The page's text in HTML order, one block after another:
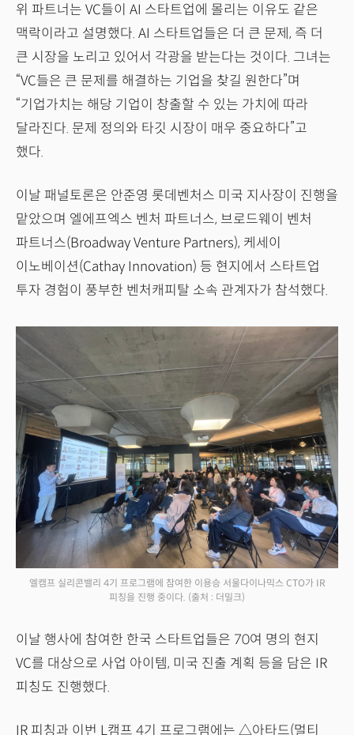
위 파트너는 VC들이 AI 스타트업에 몰리는 이유도 같은
맥락이라고 설명했다. AI 스타트업들은 더 큰 문제, 즉 더
큰 시장을 노리고 있어서 각광을 받는다는 것이다. 그녀는
“VC들은 큰 문제를 해결하는 기업을 찾길 원한다”며
“기업가치는 해당 기업이 창출할 수 있는 가치에 따라
달라진다. 문제 정의와 타깃 시장이 매우 중요하다”고
했다.
이날 패널토론은 안준영 롯데벤처스 미국 지사장이 진행을
맡았으며 엘에프엑스 벤처 파트너스, 브로드웨이 벤처
파트너스(Broadway Venture Partners), 케세이
이노베이션(Cathay Innovation) 등 현지에서 스타트업
투자 경험이 풍부한 벤처캐피탈 소속 관계자가 참석했다.
엘캠프 실리콘밸리 4기 프로그램에 참여한 이용승 서울다이나믹스 CTO가 IR
피칭을 진행 중이다. (출처 : 더밀크)
이날 행사에 참여한 한국 스타트업들은 70여 명의 현지
VC를 대상으로 사업 아이템, 미국 진출 계획 등을 담은 IR
피칭도 진행했다.
IR 피칭과 이번 L캠프 4기 프로그램에는 △아타드(멀티